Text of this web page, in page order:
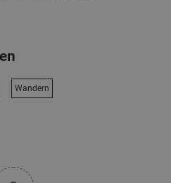
Wandern